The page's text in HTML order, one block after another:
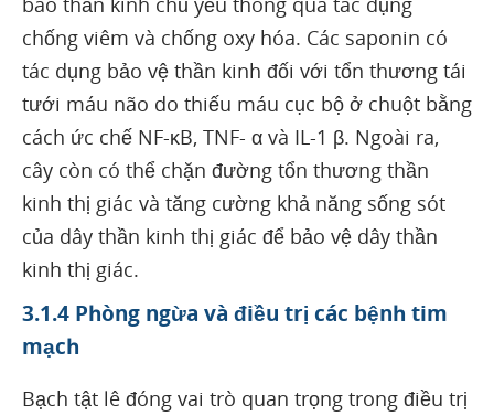
chống viêm và chống oxy hóa. Các saponin có
tác dụng bảo vệ thần kinh đối với tổn thương tái
tưới máu não do thiếu máu cục bộ ở chuột bằng
cách ức chế NF-κB, TNF- α và IL-1 β. Ngoài ra,
cây còn có thể chặn đường tổn thương thần
kinh thị giác và tăng cường khả năng sống sót
của dây thần kinh thị giác để bảo vệ dây thần
kinh thị giác.
3.1.4 Phòng ngừa và điều trị các bệnh tim
mạch
Bạch tật lê đóng vai trò quan trọng trong điều trị